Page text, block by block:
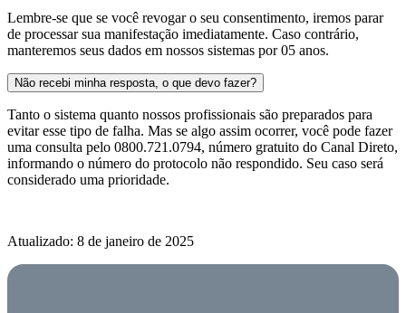
Lembre-se que se você revogar o seu consentimento, iremos parar
de processar sua manifestação imediatamente. Caso contrário,
manteremos seus dados em nossos sistemas por 05 anos.
Não recebi minha resposta, o que devo fazer?
Tanto o sistema quanto nossos profissionais são preparados para
evitar esse tipo de falha. Mas se algo assim ocorrer, você pode fazer
uma consulta pelo 0800.721.0794, número gratuito do Canal Direto,
informando o número do protocolo não respondido. Seu caso será
considerado uma prioridade.
Atualizado: 8 de janeiro de 2025